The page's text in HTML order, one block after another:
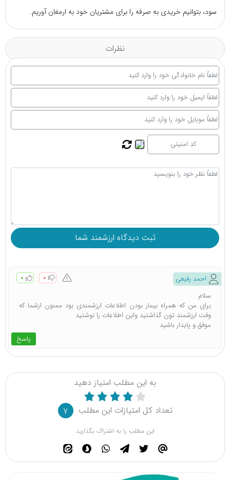
سود، بتوانیم خریدی به صرفه را برای مشتریان خود به ارمغان آوریم.
نظرات
احمد رفیعی ۰ ۰
پاسخ
سلام
برای من که همراه بیمار بودن اطلاعات ارزشمندی بود ممنون ازشما که
وقت ارزشمند تون گذاشتید واین اطلاعات را نوشتید
موفق و پایدار باشید
به این مطلب امتیاز دهید
تعداد کل امتیازات این مطلب 7
این مطلب را به اشتراک بگذارید